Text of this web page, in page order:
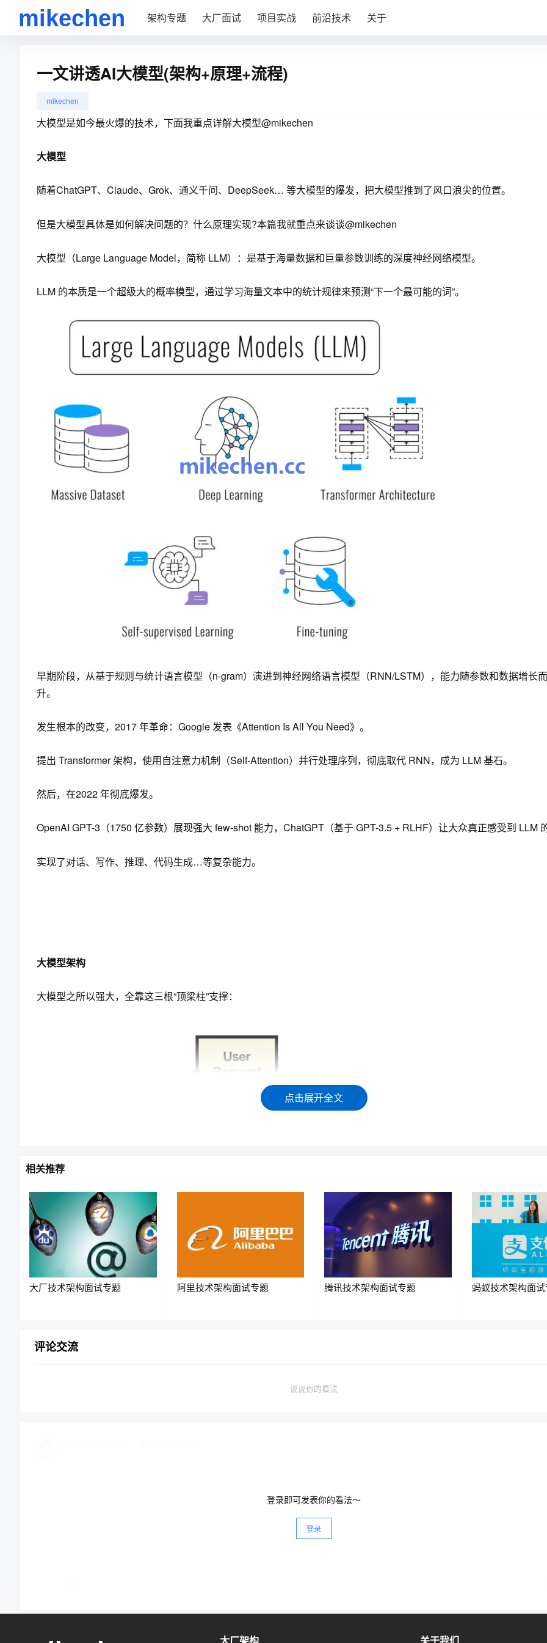
架构专题 大厂面试 项目实战 前沿技术 关于
一文讲透AI大模型(架构+原理+流程)
mikechen
大模型是如今最火爆的技术，下面我重点详解大模型@mikechen
大模型
随着ChatGPT、Claude、Grok、通义千问、DeepSeek… 等大模型的爆发，把大模型推到了风口浪尖的位置。
但是大模型具体是如何解决问题的？什么原理实现?本篇我就重点来谈谈@mikechen
大模型（Large Language Model，简称 LLM）：是基于海量数据和巨量参数训练的深度神经网络模型。
LLM 的本质是一个超级大的概率模型，通过学习海量文本中的统计规律来预测“下一个最可能的词”。
早期阶段，从基于规则与统计语言模型（n-gram）演进到神经网络语言模型（RNN/LSTM），能力随参数和数据增长
升。
发生根本的改变，2017 年革命：Google 发表《Attention Is All You Need》。
提出 Transformer 架构，使用自注意力机制（Self-Attention）并行处理序列，彻底取代 RNN，成为 LLM 基石。
然后，在2022 年彻底爆发。
OpenAI GPT-3（1750 亿参数）展现强大 few-shot 能力，ChatGPT（基于 GPT-3.5 + RLHF）让大众真正感受到 LLM
实现了对话、写作、推理、代码生成…等复杂能力。
大模型架构
大模型之所以强大，全靠这三根“顶梁柱”支撑：
在 Transformer 出现之前（RNN/LSTM 时代），AI 读书是“一字一顿”，读到结尾就忘了开头。
例子：处理“那个银行不给开户，因为它没钱”时，Attention 机制能瞬间锁定“它”指代的是“银行”而不是“开户”。
通过阅读数万亿 Token 的语料（Common Crawl, GitHub, 论文等），模型学会了语法、事实、甚至基础的编程逻辑。
点击展开全文
相关推荐
大厂技术架构面试专题 阿里技术架构面试专题 腾讯技术架构面试专题 蚂蚁技术架构面
评论交流
说说你的看法
登录即可发表你的看法～
登录